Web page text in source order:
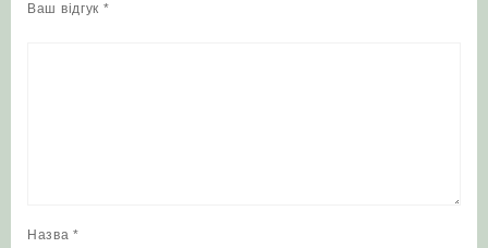
Ваш відгук *
Назва*